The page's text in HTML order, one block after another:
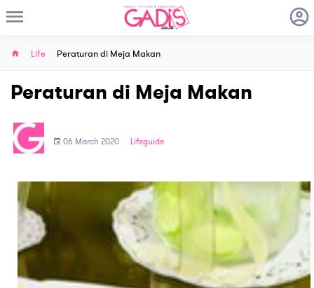
Life Peraturan di Meja Makan
Peraturan di Meja Makan
06 March 2020 Lifeguide